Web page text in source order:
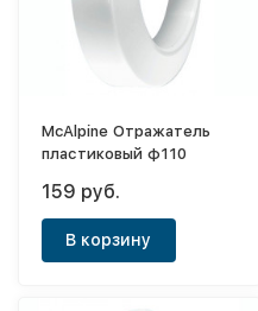
McAlpine Отражатель
пластиковый ф110
159 руб.
В корзину